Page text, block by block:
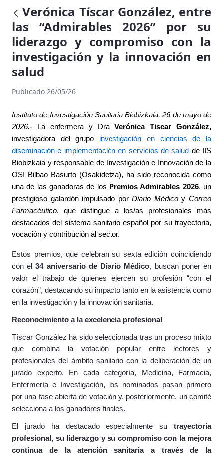
Verónica Tíscar González, entre
las “Admirables 2026” por su
liderazgo y compromiso con la
investigación y la innovación en
salud
Publicado 26/05/26
Instituto de Investigación Sanitaria Biobizkaia, 26 de mayo de
2026.-
La enfermera y Dra Verónica Tiscar González,
investigadora del grupo investigación en ciencias de la
diseminación e implementación en servicios de salud de IIS
Biobizkaia y responsable de Investigación e Innovación de la
OSI Bilbao Basurto (Osakidetza), ha sido reconocida como
una de las ganadoras de los Premios Admirables 2026, un
prestigioso galardón impulsado porDiario MédicoyCorreo
Farmacéutico, que distingue a los/as profesionales más
destacados del sistema sanitario español por su trayectoria,
vocación y contribución al sector.
Estos premios, que celebran su sexta edición coincidiendo
con el34 aniversario de Diario Médico, buscan poner en
valor el trabajo de quienes ejercen su profesión “con el
corazón”, destacando su impacto tanto en la asistencia como
en la investigación y la innovación sanitaria.
Reconocimiento a la excelencia profesional
Tíscar González ha sido seleccionada tras un proceso mixto
que combina la votación popular entre lectores y
profesionales del ámbito sanitario con la deliberación de un
jurado experto. En cada categoría, Medicina, Farmacia,
Enfermería e Investigación, los nominados pasan primero
por una fase abierta de votación y, posteriormente, un comité
selecciona a los ganadores finales.
El jurado ha destacado especialmente su trayectoria
profesional, su liderazgo y su compromiso con la mejora
continua de la atención sanitaria a través de la